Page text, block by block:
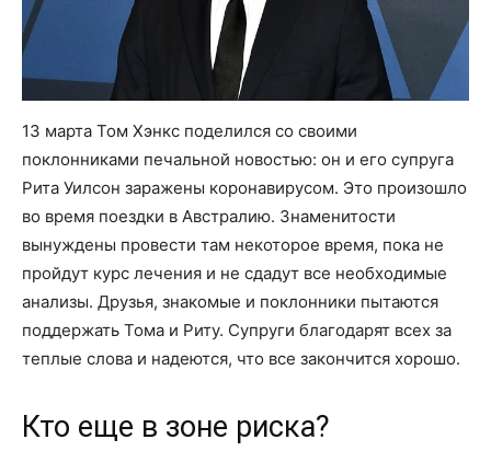
13 марта Том Хэнкс поделился со своими
поклонниками печальной новостью: он и его супруга
Рита Уилсон заражены коронавирусом. Это произошло
во время поездки в Австралию. Знаменитости
вынуждены провести там некоторое время, пока не
пройдут курс лечения и не сдадут все необходимые
анализы. Друзья, знакомые и поклонники пытаются
поддержать Тома и Риту. Супруги благодарят всех за
теплые слова и надеются, что все закончится хорошо.
Кто еще в зоне риска?